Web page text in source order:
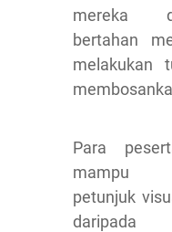
mereka
bertahan
melakukan
Para
mampu
petunjuk
daripada